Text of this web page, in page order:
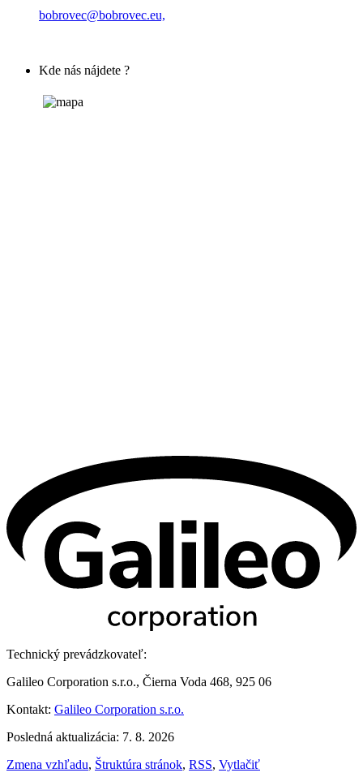
bobrovec@bobrovec.eu,
Kde nás nájdete ?
Technický prevádzkovateľ:
Galileo Corporation s.r.o., Čierna Voda 468, 925 06
Kontakt: Galileo Corporation s.r.o.
Posledná aktualizácia: 7. 8. 2026
Zmena vzhľadu, Štruktúra stránok, RSS, Vytlačiť